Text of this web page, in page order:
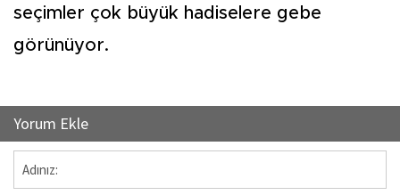
seçimler çok büyük hadiselere gebe
görünüyor.
Yorum Ekle